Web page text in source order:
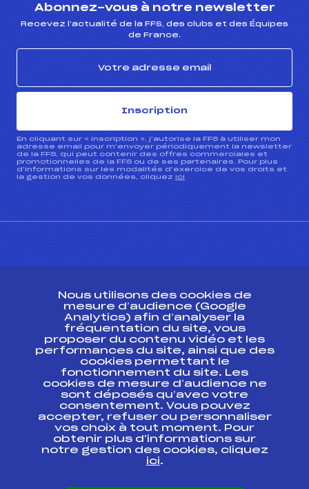
Abonnez-vous à notre newsletter
Recevez l’actualité de la FFS, des clubs et des Équipes
de France.
Inscription
En cliquant sur « inscription », j’autorise la FFS à utiliser mon
adresse email pour m’envoyer périodiquement la newsletter
de la FFS, qui peut contenir des offres commerciales et
promotionnelles de la FFS ou de ses partenaires. Pour plus
d’informations sur les modalités d’exercice de vos droits et
la gestion de vos données, cliquez ici
ESPACE PRESSE
Ressources
Pass’Neige
Projet sportif fédéral
Projet de performance fédéral
Antidopage
Pôle Développement, Formation, Suivi
Scientifique
Listes ministérielles
Pôle vie de l’athlète
Nous utilisons des cookies de
mesure d’audience (Google
Analytics) afin d’analyser la
fréquentation du site, vous
proposer du contenu vidéo et les
performances du site, ainsi que des
cookies permettant le
fonctionnement du site. Les
cookies de mesure d’audience ne
sont déposés qu’avec votre
consentement. Vous pouvez
accepter, refuser ou personnaliser
vos choix à tout moment. Pour
obtenir plus d'informations sur
notre gestion des cookies, cliquez
ici.